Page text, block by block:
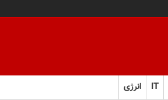
IT انرژی